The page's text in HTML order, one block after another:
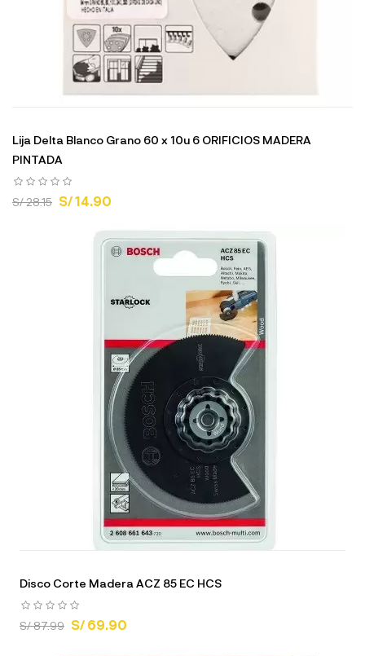
Lija Delta Blanco Grano 60 x 10u 6 ORIFICIOS MADERA
PINTADA
S/ 28.15 S/ 14.90
Disco Corte Madera ACZ 85 EC HCS
S/ 87.99 S/ 69.90